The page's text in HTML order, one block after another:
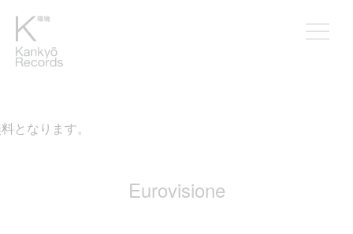
となります。
Eurovisione